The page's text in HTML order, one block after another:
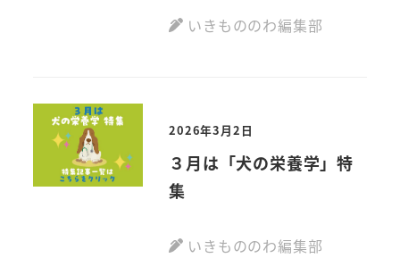
いきもののわ編集部
2026年3月2日
３月は「犬の栄養学」特
集
いきもののわ編集部